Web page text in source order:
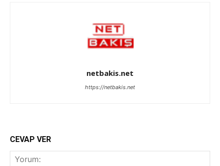
netbakis.net
https://netbakis.net
CEVAP VER